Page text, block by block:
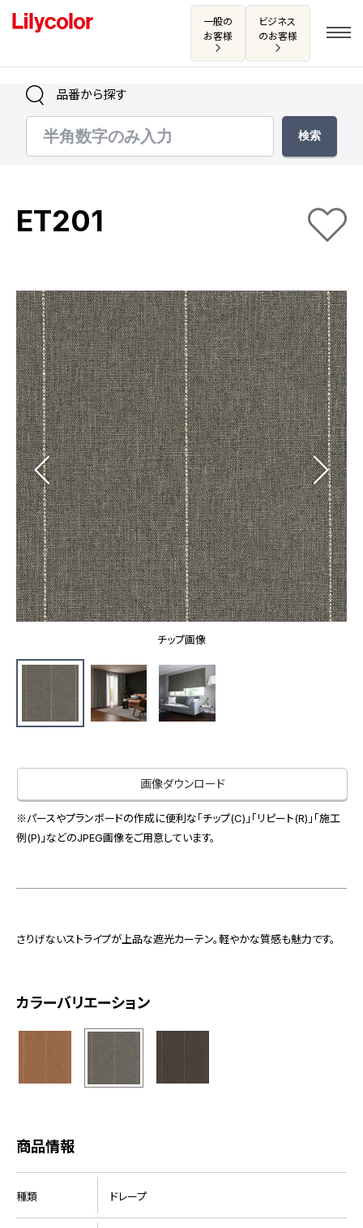
一般の
お客様
ビジネス
のお客様
ログイン・新規会員登録
お気に入り
商品を探す
商品を探す トップ
壁紙
カーテン
床材
ブランド・コレクション
Lilycolor Coordinate 着せ替えシミュレーション
カタログ一覧
カタログ一覧 トップ
壁紙
カーテン
床材
サステナブル商品
ノンワックス床タイル
壁紙機能性ガイド
施工事例
施工事例 トップ
医療・福祉施設
ホテル・オフィス・店舗
モデルハウス
新築戸建・マンション
#リリカラのある暮らし
リリカラノート
ショールーム
ショールーム トップ
東京ショールーム
大阪ショールーム
仙台ショールーム
お客様サポート
お客様サポート トップ
画像ダウンロード
お役立ち資料
サンプル・カタログ請求／お問い合わせ（ビジネスのお客様）
非住宅案件に関するお問い合わせ
スペースソリューション事業
オフィスソリューション事業
会社情報
品番から探す
ET201
チップ画像
画像ダウンロード
※パースやプランボードの作成に便利な「チップ(C)」「リピート(R)」「施工
例(P)」などのJPEG画像をご用意しています。
さりげないストライプが上品な遮光カーテン。軽やかな質感も魅力です。
カラーバリエーション
商品情報
種類 ドレープ